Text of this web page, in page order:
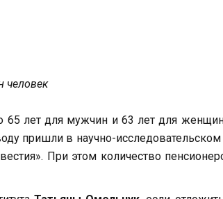
человек
лет для мужчин и 63 лет для
пришли в научно-исследовательском
При этом количество